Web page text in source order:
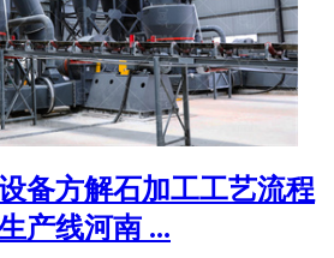
备方解石加工工艺流程
产线河南 ...